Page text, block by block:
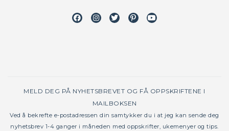
FacebookInstagram
TwitterPinterestYoutube
MELD DEG PÅ NYHETSBREVET OG FÅ OPPSKRIFTENE I
MAILBOKSEN
Ved å bekrefte e-postadressen din samtykker du i at jeg kan sende deg
nyhetsbrev 1-4 ganger i måneden med oppskrifter, ukemenyer og tips.